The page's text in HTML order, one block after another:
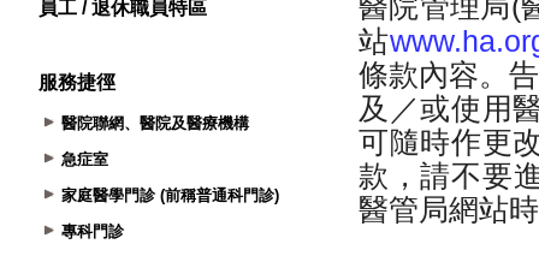
員工 / 退休職員特區
服務捷徑
醫院聯網、醫院及醫療機構
急症室
家庭醫學門診 (前稱普通科門診)
專科門診